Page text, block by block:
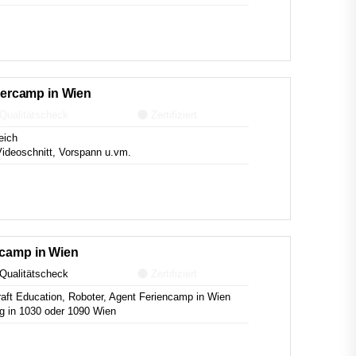
in Wien
Vorspann u.vm.
in Wien
Education, Roboter, Agent Feriencamp in Wien
in 1030 oder 1090 Wien